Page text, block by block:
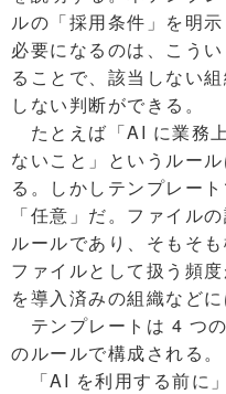
ルの「採用条件」を明
必要になるのは、こう
ることで、該当しない
しない判断ができる。
たとえば「AI に業務
ないこと」というルー
る。しかしテンプレー
「任意」だ。ファイル
ルールであり、そもそ
ファイルとして扱う頻
を導入済みの組織など
テンプレートは 4 つ
のルールで構成される。
「AI を利用する前に